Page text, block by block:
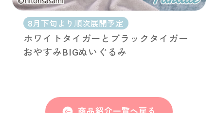
8月下旬より順次展開予定
ホワイトタイガーとブラックタイガー
おやすみBIGぬいぐるみ